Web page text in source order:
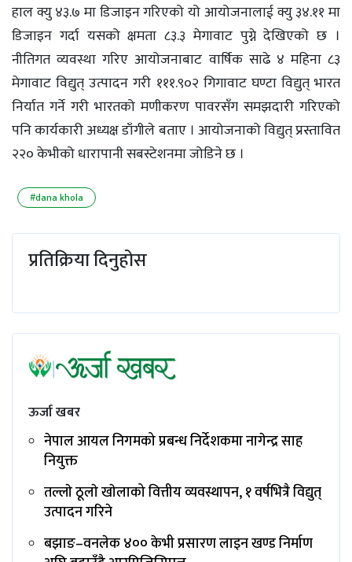
हाल क्यु ४३.७ मा डिजाइन गरिएको यो आयोजनालाई क्यु ३४.११ मा
डिजाइन गर्दा यसको क्षमता ८३.३ मेगावाट पुग्ने देखिएको छ ।
नीतिगत व्यवस्था गरिए आयोजनाबाट वार्षिक साढे ४ महिना ८३
मेगावाट विद्युत् उत्पादन गरी १११.९०२ गिगावाट घण्टा विद्युत् भारत
निर्यात गर्ने गरी भारतको मणीकरण पावरसँग समझदारी गरिएको
पनि कार्यकारी अध्यक्ष डाँगीले बताए । आयोजनाको विद्युत् प्रस्तावित
२२० केभीको धारापानी सबस्टेशनमा जोडिने छ ।
#dana khola
प्रतिक्रिया दिनुहोस
ऊर्जा खबर
नेपाल आयल निगमको प्रबन्ध निर्देशकमा नागेन्द्र साह
नियुक्त
तल्लाे ठूलाे खाेलाको वित्तीय व्यवस्थापन, १ वर्षभित्रै विद्युत्
उत्पादन गरिने
बझाङ–वनलेक ४०० केभी प्रसारण लाइन खण्ड निर्माण